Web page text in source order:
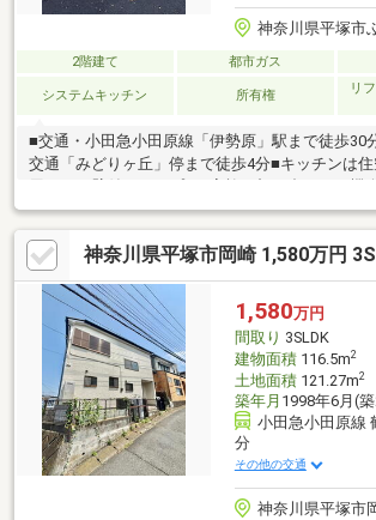
神奈川県平塚市
2階建て 都市ガス
システムキッチン 所有権
リ
■交通・小田急小田原線「伊勢原」駅まで徒歩30
交通「みどりヶ丘」停まで徒歩4分■キッチンは住
用できる壁付けタイプ■ご家族と顔を合わせる機
るリビング階段■南庭・南向きバルコニーあり■
による)◆リフォーム内容◆【水廻り】キッチン
洗面化粧台・給湯器交換 他【内装】和室→洋室化
変更、クロス・巾木貼替、CF張替、フロアタイ
壁・屋根塗装【その他】フローリングワックス
ング 他◆周辺環境◆・ユーコープ岡崎店まで徒
伊勢原岡崎店まで徒歩6分
神奈川県平塚市岡崎 1,580万円
1,580万円
間取り 3SLDK
建物面積116.5m2
土地面積121.27m2
築年月 1998年6月(
小田急小田原線
分
その他の交通
神奈川県平塚市